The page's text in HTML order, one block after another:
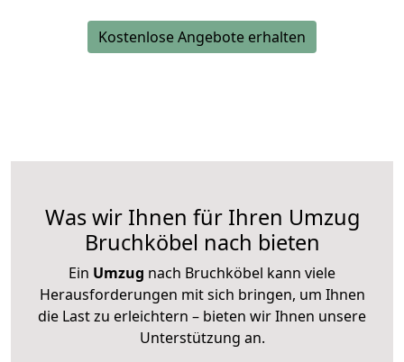
Kostenlose Angebote erhalten
Was wir Ihnen für Ihren Umzug
Bruchköbel nach bieten
Ein Umzug nach Bruchköbel kann viele
Herausforderungen mit sich bringen, um Ihnen
die Last zu erleichtern – bieten wir Ihnen unsere
Unterstützung an.